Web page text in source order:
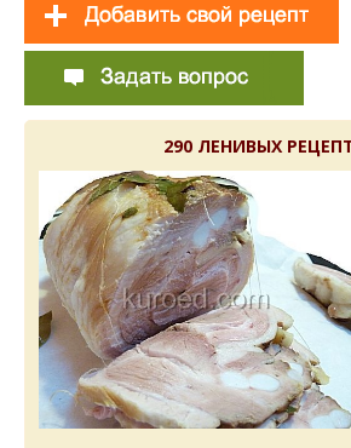
290 ЛЕНИВЫХ